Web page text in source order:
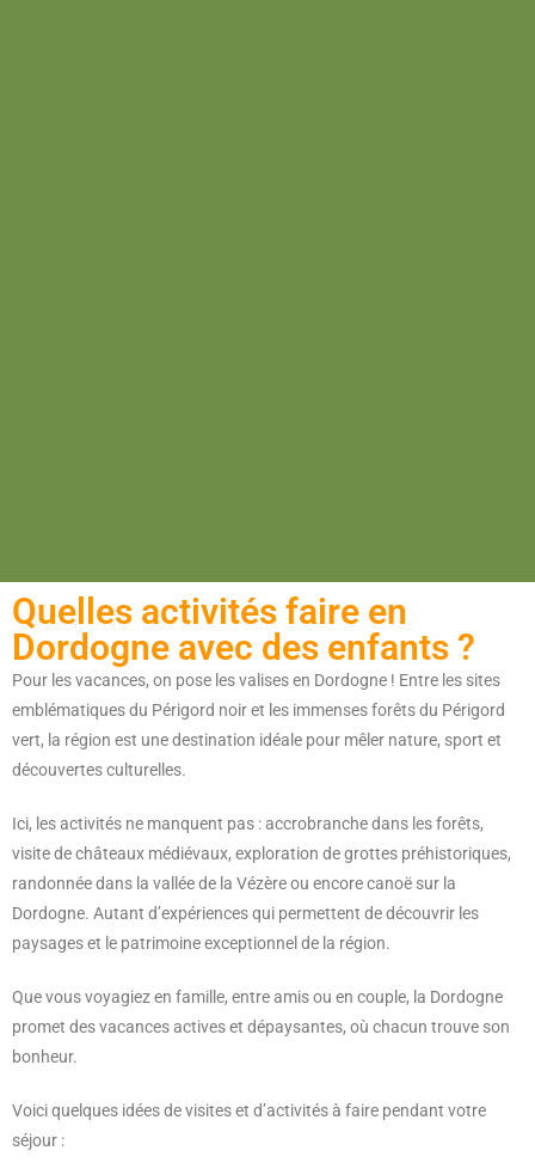
Quelles activités faire en
Dordogne avec des enfants ?
Pour les vacances, on pose les valises en Dordogne ! Entre les sites
emblématiques du Périgord noir et les immenses forêts du Périgord
vert, la région est une destination idéale pour mêler nature, sport et
découvertes culturelles.
Ici, les activités ne manquent pas : accrobranche dans les forêts,
visite de châteaux médiévaux, exploration de grottes préhistoriques,
randonnée dans la vallée de la Vézère ou encore canoë sur la
Dordogne. Autant d’expériences qui permettent de découvrir les
paysages et le patrimoine exceptionnel de la région.
Que vous voyagiez en famille, entre amis ou en couple, la Dordogne
promet des vacances actives et dépaysantes, où chacun trouve son
bonheur.
Voici quelques idées de visites et d’activités à faire pendant votre
séjour :